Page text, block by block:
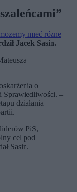
mieć różne
Jacek Sasin.
o
Sprawiedliwości. –
działania –
PiS,
cel pod
Sasin.